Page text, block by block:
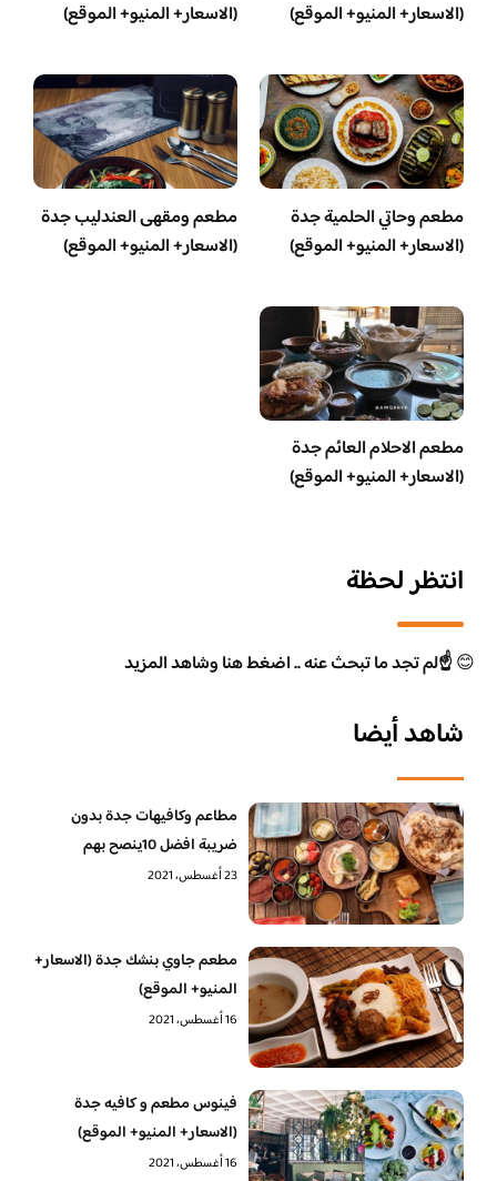
(الاسعار+ المنيو+ الموقع)
(الاسعار+ المنيو+ الموقع)
مطعم وحاتي الحلمية جدة
(الاسعار+ المنيو+ الموقع)
مطعم ومقهى العندليب جدة
(الاسعار+ المنيو+ الموقع)
مطعم الاحلام العائم جدة
(الاسعار+ المنيو+ الموقع)
انتظر لحظة
😊☝️لم تجد ما تبحث عنه .. اضغط هنا وشاهد المزيد
شاهد أيضا
مطاعم وكافيهات جدة بدون
ضريبة افضل 10ينصح بهم
23 أغسطس، 2021
مطعم جاوي بنشك جدة (الاسعار+
المنيو+ الموقع)
16 أغسطس، 2021
فينوس مطعم و كافيه جدة
(الاسعار+ المنيو+ الموقع)
16 أغسطس، 2021